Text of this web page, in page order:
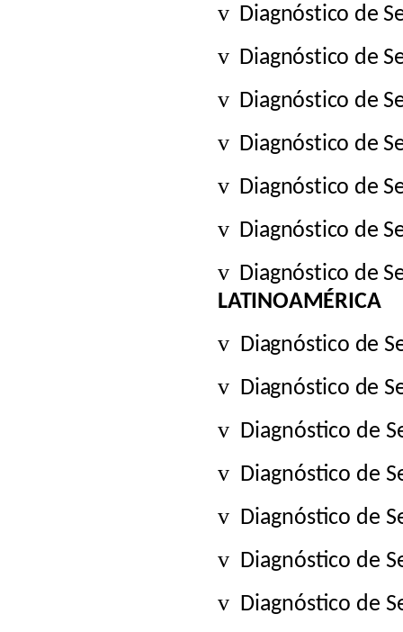
v Diagnóstico de
v Diagnóstico de
v Diagnóstico de
v Diagnóstico de
v Diagnóstico de
v Diagnóstico de
v Diagnóstico de
LATINOAMÉRICA
v Diagnóstico de
v Diagnóstico de
v Diagnóstico de
v Diagnóstico de
v Diagnóstico de
v Diagnóstico de
v Diagnóstico de